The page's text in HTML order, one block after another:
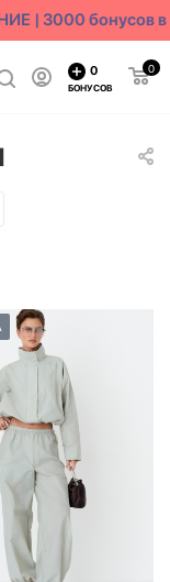
3000 бонусов в
0
0
БОНУСОВ